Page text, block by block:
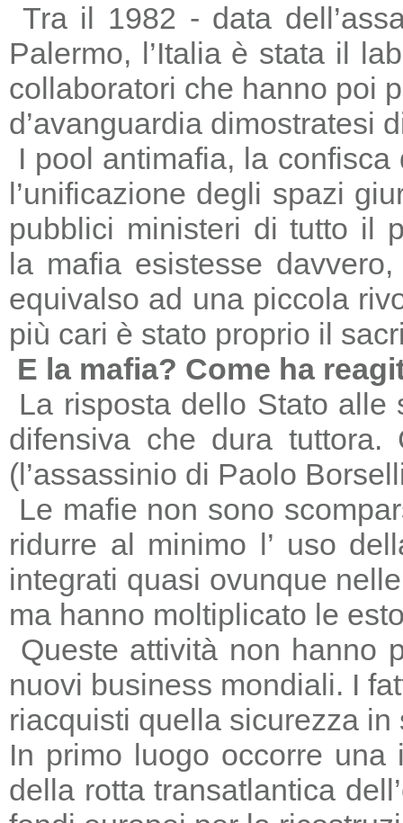
Tra il 1982 - data
Palermo, l’Italia è stata il
collaboratori che hanno poi
d’avanguardia dimostratesi
I pool antimafia, la
l’unificazione degli spazi
pubblici ministeri di tutto il
la mafia esistesse
equivalso ad una piccola
più cari è stato proprio il
E la mafia? Come ha
La risposta dello Stato alle
difensiva che dura
(l’assassinio di Paolo
Le mafie non sono
ridurre al minimo l’ uso
integrati quasi ovunque
ma hanno moltiplicato le
Queste attività non hanno
nuovi business mondiali. I
riacquisti quella sicurezza
In primo luogo occorre
della rotta transatlantica